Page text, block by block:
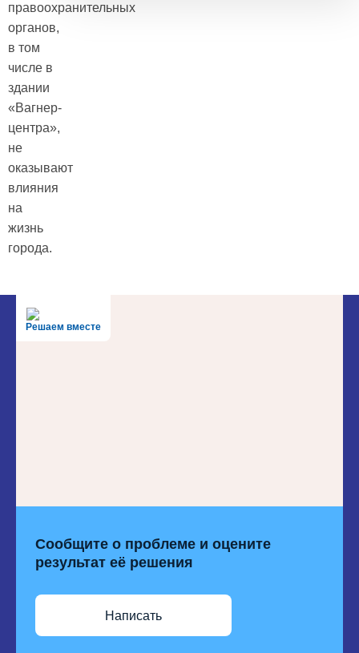
правоохранительных
органов,
в том
числе в
здании
«Вагнер-
центра»,
не
оказывают
влияния
на
жизнь
города.
Решаем вместе
Сообщите о проблеме и оцените
результат её решения
Написать